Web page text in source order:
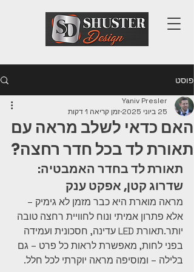
פוסט
האם כדאי לשלב מראה עם
תאורת לד בכל חדר רחצה?
Yaniv Presler
25 ביוני 2025
זמן קריאה 1 דקות
תאורת לד בחדר האמבטיה:
שדרוג קטן, אפקט ענק
מראה מוארת היא כבר מזמן לא גימיק –
אלא פתרון אמיתי ונוח לחוויית רחצה טובה
יותר.תאורת LED עדינה, חסכונית ועמידה
בפני לחות, מאפשרת לראות כל פרט – גם
בלילה – ומוסיפה מראה יוקרתי לכל חלל.